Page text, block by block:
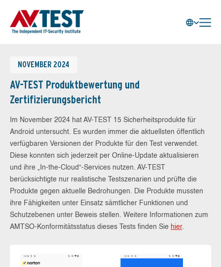
NOVEMBER 2024
AV-TEST Produktbewertung und
Zertifizierungsbericht
Im November 2024 hat AV-TEST 15 Sicherheitsprodukte für
Android untersucht. Es wurden immer die aktuellsten öffentlich
verfügbaren Versionen der Produkte für den Test verwendet.
Diese konnten sich jederzeit per Online-Update aktualisieren
und ihre „In-the-Cloud“-Services nutzen. AV-TEST
berücksichtigte nur realistische Testszenarien und prüfte die
Produkte gegen aktuelle Bedrohungen. Die Produkte mussten
ihre Fähigkeiten unter Einsatz sämtlicher Funktionen und
Schutzebenen unter Beweis stellen. Weitere Informationen zum
AMTSO-Konformitätsstatus dieses Tests finden Sie hier.